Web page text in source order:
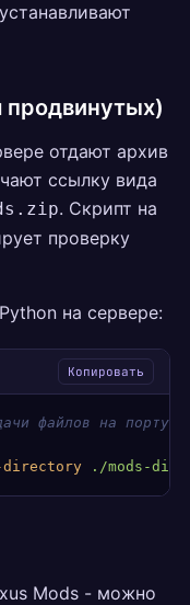
продвинутых)
отдают архив
ссылку вида
. Скрипт на
проверку
на сервере:
Копировать
файлов на порту
./mods-dist
Mods - можно